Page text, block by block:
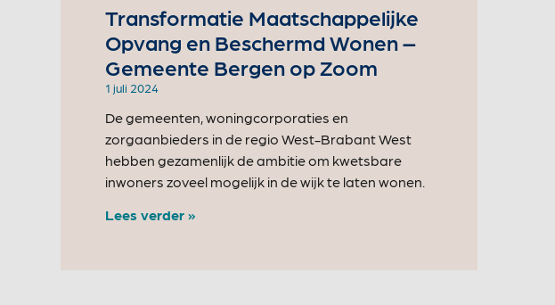
Transformatie Maatschappelijke
Opvang en Beschermd Wonen –
Gemeente Bergen op Zoom
1 juli 2024
De gemeenten, woningcorporaties en
zorgaanbieders in de regio West-Brabant West
hebben gezamenlijk de ambitie om kwetsbare
inwoners zoveel mogelijk in de wijk te laten wonen.
Lees verder »